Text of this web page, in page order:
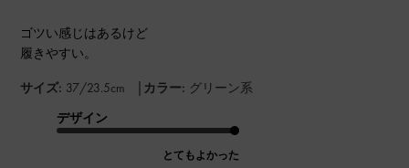
ゴツい感じはあるけど
履きやすい。
サイズ: 37/23.5cm | カラー: グリーン系
デザイン
とてもよかった